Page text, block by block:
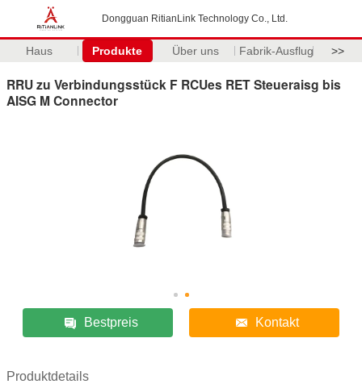
Dongguan RitianLink Technology Co., Ltd.
Haus Produkte Über uns Fabrik-Ausflug >>
RRU zu Verbindungsstück F RCUes RET Steueraisg bis
AISG M Connector
Bestpreis Kontakt
Produktdetails